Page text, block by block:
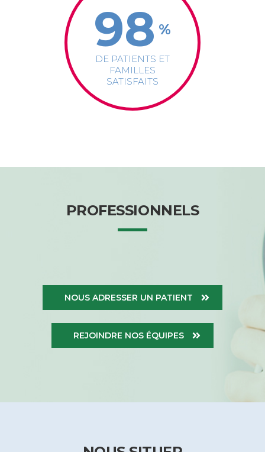
98 %
DE PATIENTS ET
FAMILLES
SATISFAITS
PROFESSIONNELS
NOUS ADRESSER UN PATIENT
REJOINDRE NOS ÉQUIPES